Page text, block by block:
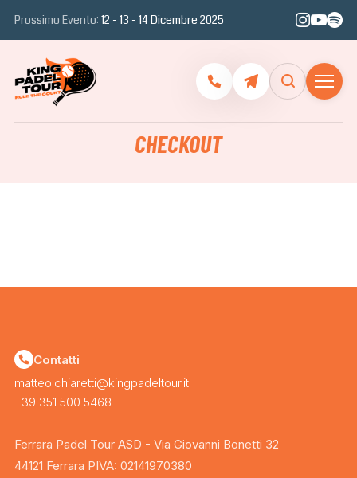
Prossimo Evento: 12 - 13 - 14 Dicembre 2025
CHECKOUT
Contatti
matteo.chiaretti@kingpadeltour.it
+39 351 500 5468
Ferrara Padel Tour ASD - Via Giovanni Bonetti 32
44121 Ferrara PIVA: 02141970380